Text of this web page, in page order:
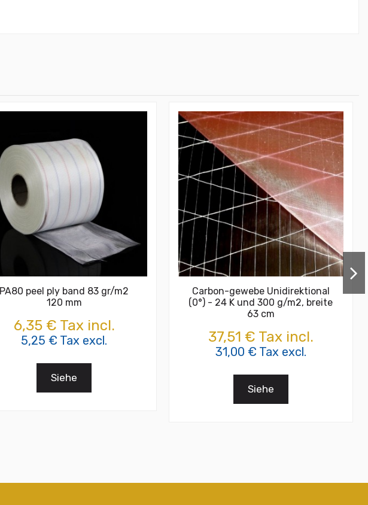
PA80 peel ply band 83 gr/m2
120 mm
6,35 € Tax incl.
5,25 € Tax excl.
Siehe
Carbon-gewebe Unidirektional
(0°) - 24 K und 300 g/m2, breite
63 cm
37,51 € Tax incl.
31,00 € Tax excl.
Siehe